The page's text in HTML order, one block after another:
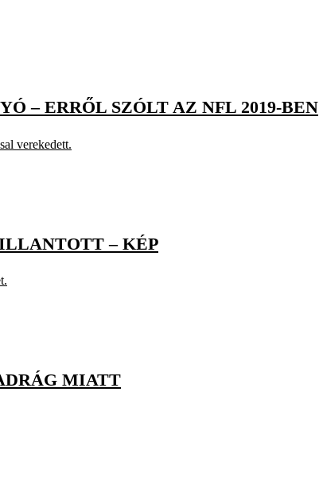
– ERRŐL SZÓLT AZ NFL 2019-BEN
verekedett.
– KÉP
MIATT